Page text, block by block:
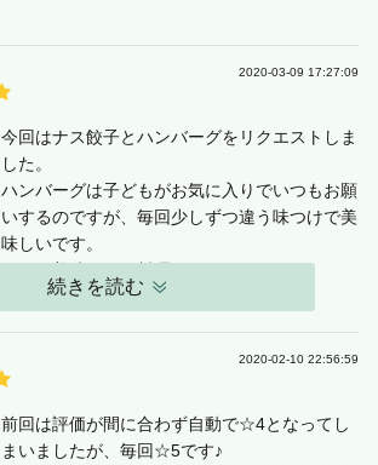
2020-03-09 17:27:09
今回はナス餃子とハンバーグをリクエストしま
した。
ハンバーグは子どもがお気に入りでいつもお願
いするのですが、毎回少しずつ違う味つけで美
味しいです。
いつも美味しいお料理をありがとうございま
続きを読む
2020-02-10 22:56:59
前回は評価が間に合わず自動で☆4となってし
まいましたが、毎回☆5です♪